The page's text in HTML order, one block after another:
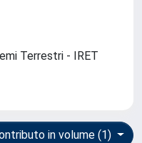
Terrestri - IRET
in volume (1)